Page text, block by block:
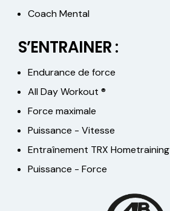
Coach Mental
S’ENTRAINER :
Endurance de force
All Day Workout ®
Force maximale
Puissance - Vitesse
Entraînement TRX Hometraining
Puissance - Force